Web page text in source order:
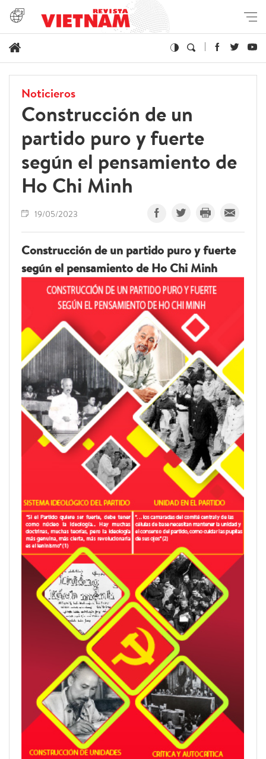
Noticieros
Construcción de un
partido puro y fuerte
según el pensamiento de
Ho Chi Minh
19/05/2023
Construcción de un partido puro y fuerte
según el pensamiento de Ho Chi Minh